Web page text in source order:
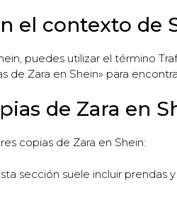
el contexto de
puedes utilizar el término
de Zara en Shein» para
de Zara en
copias de Zara en Shein:
sección suele incluir prendas